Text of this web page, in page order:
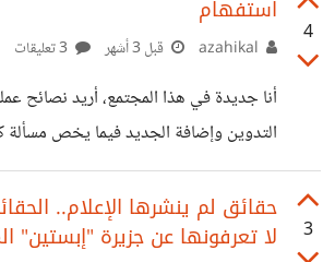
أن التدوين
رأيكم بمحاكاتي لأسلوب الإعلامي أحمد
4
استفهام
قبل 3 أشهر
أنا جديدة في هذا المجتمع، أريد نصائح
التدوين وإضافة الجديد فيما يخص مسألة
والتحليل وإضافة الجديد
3
حقائق لم ينشرها الإعلام..
لا تعرفونها عن جزيرة "إبستين"